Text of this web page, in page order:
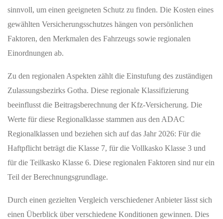
sinnvoll, um einen geeigneten Schutz zu finden. Die Kosten eines
gewählten Versicherungsschutzes hängen von persönlichen
Faktoren, den Merkmalen des Fahrzeugs sowie regionalen
Einordnungen ab.
Zu den regionalen Aspekten zählt die Einstufung des zuständigen
Zulassungsbezirks Gotha. Diese regionale Klassifizierung
beeinflusst die Beitragsberechnung der Kfz-Versicherung. Die
Werte für diese Regionalklasse stammen aus den ADAC
Regionalklassen und beziehen sich auf das Jahr 2026: Für die
Haftpflicht beträgt die Klasse 7, für die Vollkasko Klasse 3 und
für die Teilkasko Klasse 6. Diese regionalen Faktoren sind nur ein
Teil der Berechnungsgrundlage.
Durch einen gezielten Vergleich verschiedener Anbieter lässt sich
einen Überblick über verschiedene Konditionen gewinnen. Dies